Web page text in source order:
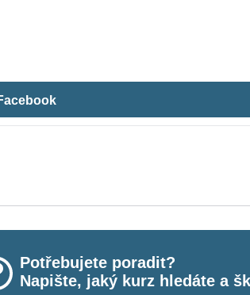
Potřebujete poradit?
Napište, jaký kurz hledáte a